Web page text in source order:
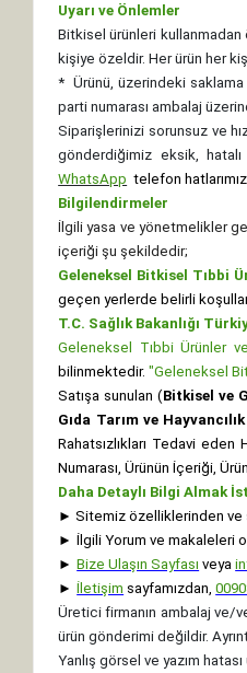
Uyarı ve Önlemler
Bitkisel ürünleri kullanmadan
kişiye özeldir. Her ürün her
* Ürünü, üzerindeki saklama
parti numarası ambalaj
Siparişlerinizi sorunsuz ve
gönderdiğimiz eksik,
WhatsApp telefon
Bilgilendirmeler
İlgili yasa ve yönetmelikler
içeriği şu şekildedir;
Geleneksel Bitkisel Tıbbi
geçen yerlerde belirli
T.C. Sağlık Bakanlığı
Geleneksel Tıbbi Ürünler
bilinmektedir."Geleneksel
Satışa sunulan (Bitkisel ve
Gıda Tarım ve Hayvancılık
Rahatsızlıkları Tedavi eden
Numarası, Ürünün İçeriği,
Daha Detaylı Bilgi Almak
► Sitemiz özelliklerinden ve
► İlgili Yorum ve makaleleri
► Bize Ulaşın Sayfası veya
► İletişim sayfamızdan,
Üretici firmanın ambalaj ve/
ürün gönderimi değildir.
Yanlış görsel ve yazım